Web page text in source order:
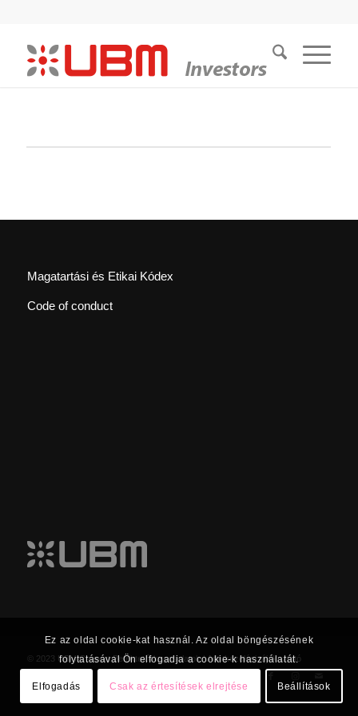
Magatartási és Etikai Kódex
Code of conduct
© 2023 UBM Csoport Befektetői kapcsolatok |Adatkezelési tájékoztató
Ez az oldal cookie-kat használ. Az oldal böngészésének
folytatásával Ön elfogadja a cookie-k használatát.
Elfogadás Csak az értesítések elrejtése Beállítások